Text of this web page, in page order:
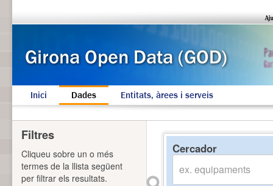
Inici Dades Entitats, àrees i serveis
Cercador
Filtres
Cliqueu sobre un o més
termes de la llista següent
per filtrar els resultats.